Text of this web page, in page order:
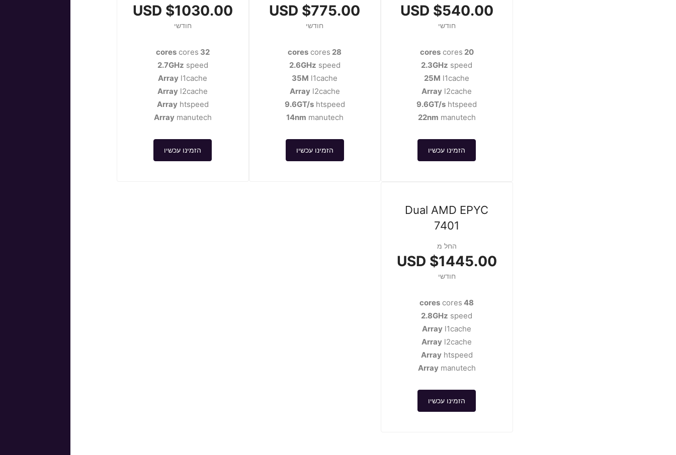
$540.00 USD
חודשי
20 cores
cores
2.3GHz speed
25M l1cache
Array l2cache
9.6GT/s htspeed
22nm manutech
הזמינו עכשיו
$775.00 USD
חודשי
28 cores
cores
2.6GHz speed
35M l1cache
Arrayl2cache
9.6GT/shtspeed
14nm manutech
הזמינו עכשיו
$1030.00 USD
חודשי
32 cores
cores
2.7GHz speed
Array l1cache
Array l2cache
Arrayhtspeed
Arraymanutech
הזמינו עכשיו
Dual AMD EPYC
7401
החל מ
$1445.00 USD
חודשי
48 cores
cores
2.8GHz speed
Array l1cache
Array l2cache
Arrayhtspeed
Arraymanutech
הזמינו עכשיו